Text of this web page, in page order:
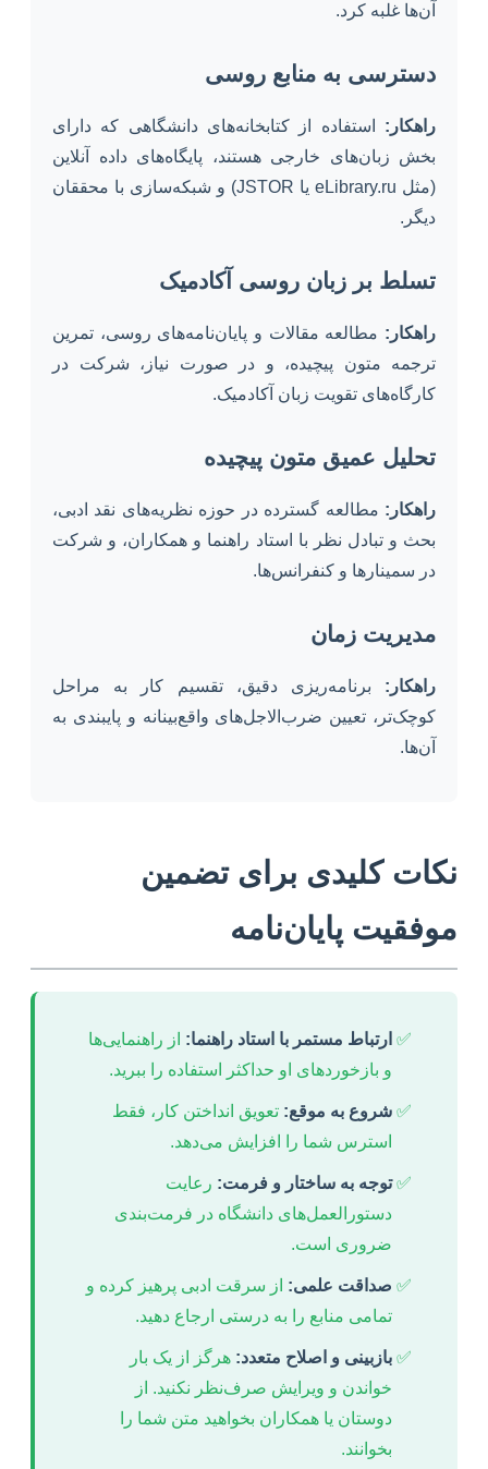
آن‌ها غلبه کرد.
دسترسی به منابع روسی
راهکار: استفاده از کتابخانه‌های دانشگاهی که دارای
بخش زبان‌های خارجی هستند، پایگاه‌های داده آنلاین
(مثل eLibrary.ru یا JSTOR) و شبکه‌سازی با محققان
دیگر.
تسلط بر زبان روسی آکادمیک
راهکار: مطالعه مقالات و پایان‌نامه‌های روسی، تمرین
ترجمه متون پیچیده، و در صورت نیاز، شرکت در
کارگاه‌های تقویت زبان آکادمیک.
تحلیل عمیق متون پیچیده
راهکار: مطالعه گسترده در حوزه نظریه‌های نقد ادبی،
بحث و تبادل نظر با استاد راهنما و همکاران، و شرکت
در سمینارها و کنفرانس‌ها.
مدیریت زمان
راهکار: برنامه‌ریزی دقیق، تقسیم کار به مراحل
کوچک‌تر، تعیین ضرب‌الاجل‌های واقع‌بینانه و پایبندی به
آن‌ها.
نکات کلیدی برای تضمین
موفقیت پایان‌نامه
ارتباط مستمر با استاد راهنما: از راهنمایی‌ها
و بازخوردهای او حداکثر استفاده را ببرید.
شروع به موقع: تعویق انداختن کار، فقط
استرس شما را افزایش می‌دهد.
توجه به ساختار و فرمت: رعایت
دستورالعمل‌های دانشگاه در فرمت‌بندی
ضروری است.
صداقت علمی: از سرقت ادبی پرهیز کرده و
تمامی منابع را به درستی ارجاع دهید.
بازبینی و اصلاح متعدد: هرگز از یک بار
خواندن و ویرایش صرف‌نظر نکنید. از
دوستان یا همکاران بخواهید متن شما را
بخوانند.